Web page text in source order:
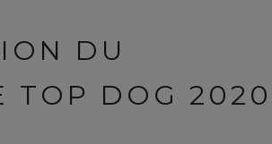
DU
TOP DOG 2020